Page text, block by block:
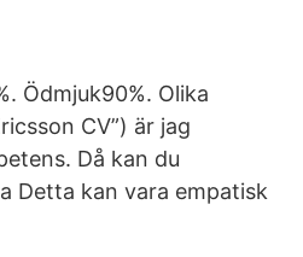
Ödmjuk90%. Olika
CV”) är jag
Då kan du
Detta kan vara empatisk